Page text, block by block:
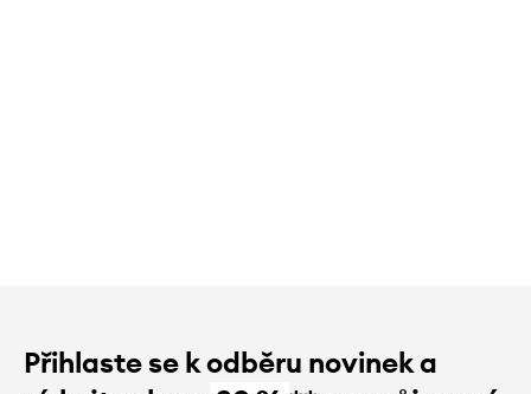
Přihlaste se k odběru novinek a